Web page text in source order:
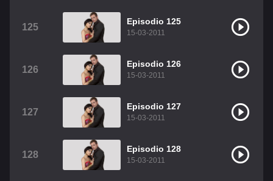
125
Episodio 125
15-03-2011
126
Episodio 126
15-03-2011
127
Episodio 127
15-03-2011
128
Episodio 128
15-03-2011